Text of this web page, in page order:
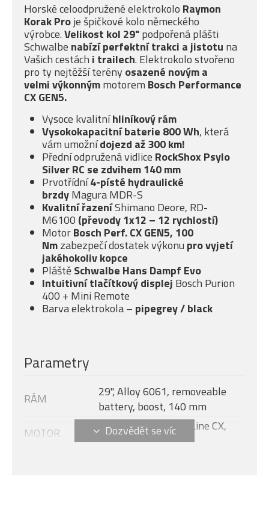
Horské celoodpružené elektrokolo Raymon
Korak Proje špičkové kolo německého
výrobce.Velikost kol 29"podpořená plášti
Schwalbe nabízíperfektní trakci a jistotu na
Vašich cestách i trailech. Elektrokolo stvořeno
pro ty nejtěžší terény osazené novým a
velmivýkonnýmmotorem Bosch Performance
CX GEN5.
Vysoce kvalitníhliníkový rám
Vysokokapacitní baterie 800 Wh, která
vám umožnídojezd až 300 km!
Přední odpružená vidlice RockShox Psylo
Silver RC se zdvihem 140 mm
Prvotřídní4-písté hydraulické
brzdyMagura MDR-S
Kvalitní řazeníShimano Deore, RD-
M6100 (převody 1x12 – 12 rychlostí)
MotorBosch Perf. CX GEN5, 100
Nmzabezpečí dostatek výkonu pro vyjetí
jakéhokoliv kopce
PláštěSchwalbe Hans Dampf Evo
Intuitivní tlačítkový displej Bosch Purion
400 + Mini Remote
Barva elektrokola – pipegrey / black
Parametry
RÁM
29", Alloy 6061, removeable
battery, boost, 140 mm
MOTOR
Bosch Performance Line CX,
250/750 W, 100 Nm